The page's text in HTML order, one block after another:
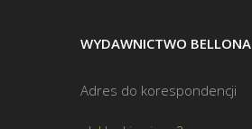
WYDAWNICTWO BELLONA
Adres do korespondencji